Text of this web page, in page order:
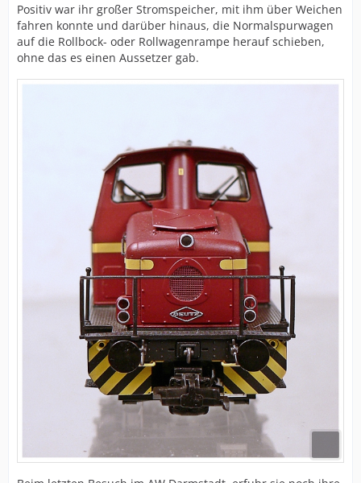
Positiv war ihr großer Stromspeicher, mit ihm über Weichen
fahren konnte und darüber hinaus, die Normalspurwagen
auf die Rollbock- oder Rollwagenrampe herauf schieben,
ohne das es einen Aussetzer gab.